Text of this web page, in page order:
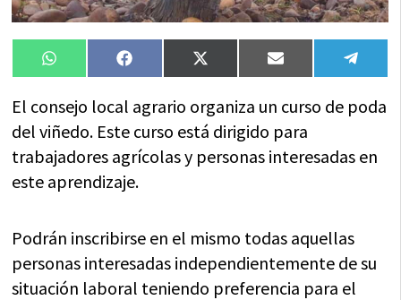
Compartir
en
WhatsAppCompartir
en
FacebookCompartir
en
X
(Twitter)
Compartir
en
Email
en
El consejo local agrario organiza un curso de poda
del viñedo. Este curso está dirigido para
trabajadores agrícolas y personas interesadas en
este aprendizaje.
Podrán inscribirse en el mismo todas aquellas
personas interesadas independientemente de su
situación laboral teniendo preferencia para el